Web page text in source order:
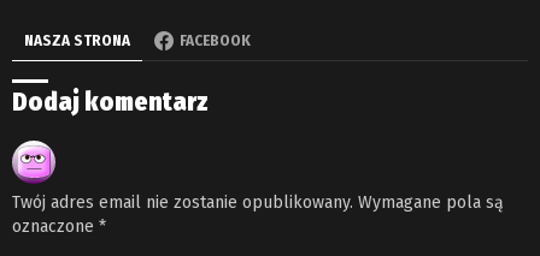
NASZA STRONA FACEBOOK
Dodaj komentarz
Twój adres email nie zostanie opublikowany. Wymagane pola są
oznaczone *